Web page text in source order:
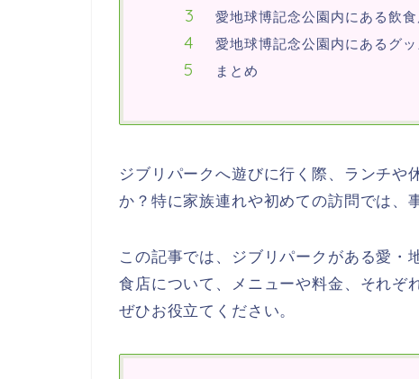
愛地球博記念公園内にある飲
愛地球博記念公園内にあるグ
まとめ
ジブリパークへ遊びに行く際、ランチや
か？特に家族連れや初めての訪問では、
この記事では、ジブリパークがある愛・
食店について、メニューや料金、それぞ
ぜひお役立てください。